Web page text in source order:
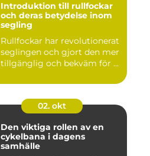
Introduktion till rullfockar
och deras betydelse inom
segling
Rullfockar har revolutionerat
seglingen och gjort den mer
tillgänglig och bekväm för ...
02. okt
Den viktiga rollen av en
cykelbana i dagens
samhälle